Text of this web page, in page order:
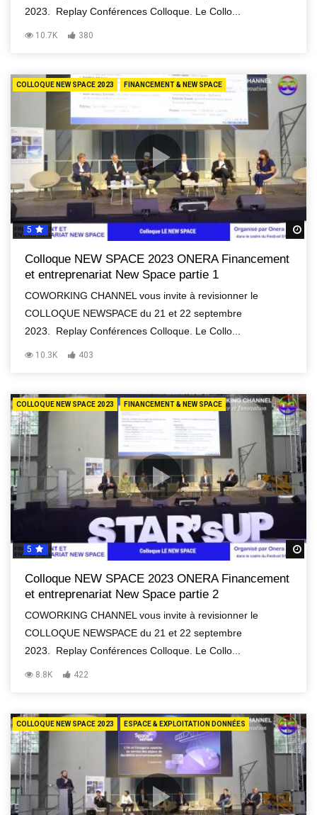
2023. Replay Conférences Colloque. Le Collo...
10.7K 380
COLLOQUE NEW SPACE 2023 FINANCEMENT & NEW SPACE
5
Colloque NEW SPACE 2023 ONERA Financement
et entreprenariat New Space partie 1
COWORKING CHANNEL vous invite à revisionner le
COLLOQUE NEWSPACE du 21 et 22 septembre
2023. Replay Conférences Colloque. Le Collo...
10.3K 403
COLLOQUE NEW SPACE 2023 FINANCEMENT & NEW SPACE
5
Colloque NEW SPACE 2023 ONERA Financement
et entreprenariat New Space partie 2
COWORKING CHANNEL vous invite à revisionner le
COLLOQUE NEWSPACE du 21 et 22 septembre
2023. Replay Conférences Colloque. Le Collo...
8.8K 422
COLLOQUE NEW SPACE 2023 ESPACE & EXPLOITATION DONNÉES